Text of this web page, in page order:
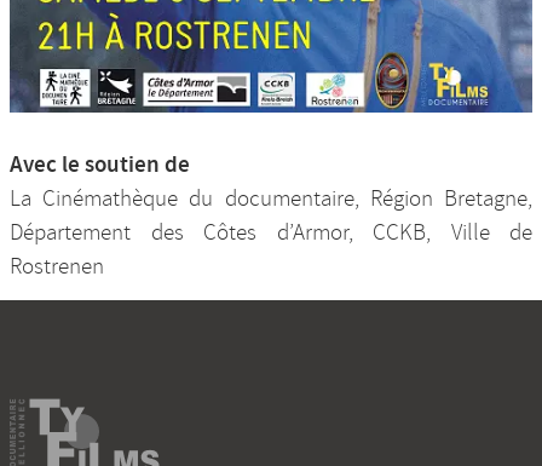
Avec le soutien de
La Cinémathèque du documentaire, Région Bretagne,
Département des Côtes d’Armor, CCKB, Ville de
Rostrenen